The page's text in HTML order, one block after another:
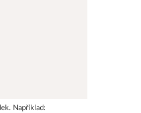
Například: